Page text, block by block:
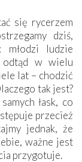
się rycerzem
dziś,
młodzi ludzie
odtąd w wielu
lat – chodzić
tak jest?
łask, co
przecież
jednak, że
ważne jest
przygotuje.